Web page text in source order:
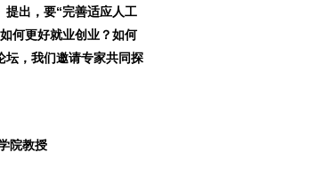
提出，要“完善适应人工
何更好就业创业？如何
坛，我们邀请专家共同探
院教授